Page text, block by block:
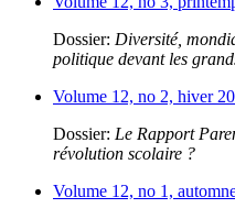
Dossier: Diversité,
politique devant les
Volume 12, no 2, hiver
Dossier: Le Rapport
révolution scolaire ?
Volume 12, no 1,